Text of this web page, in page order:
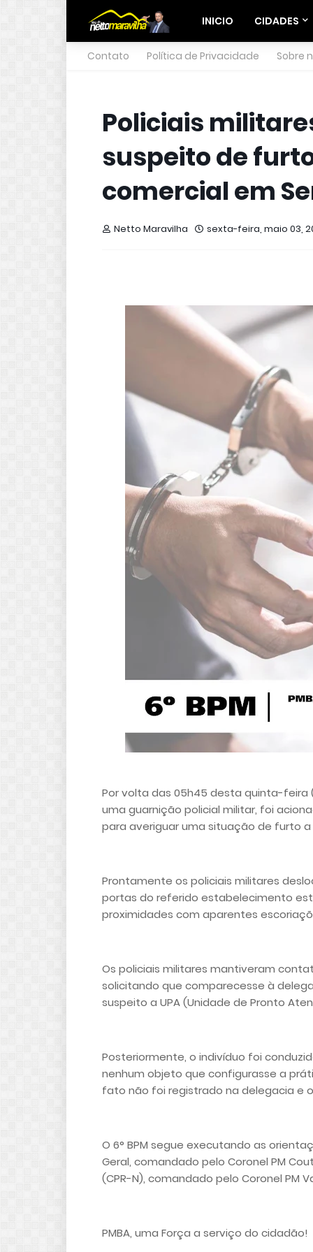
INICIO CIDADES
Contato Política de Privacidade Sobre
Policiais
suspeito de
comercial em
Netto Maravilha sexta-feira, maio 03,
Por volta das 05h45 desta quinta-feira
uma guarnição policial militar, foi
para averiguar uma situação de furto
Prontamente os policiais militares
portas do referido estabelecimento
proximidades com aparentes
Os policiais militares mantiveram
solicitando que comparecesse à
suspeito a UPA (Unidade de Pronto
Posteriormente, o indivíduo foi
nenhum objeto que configurasse a
fato não foi registrado na delegacia e
O 6° BPM segue executando as
Geral, comandado pelo Coronel PM
(CPR-N), comandado pelo Coronel PM
PMBA, uma Força a serviço do cidadão!